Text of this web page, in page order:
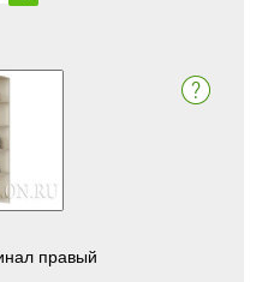
правый